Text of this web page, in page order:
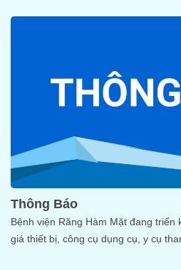
Thông Báo
Bệnh viện Răng Hàm Mặt đang triển
giá thiết bị, công cụ dụng cụ, y cụ